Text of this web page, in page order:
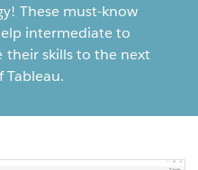
These must-know
intermediate to
their skills to the next